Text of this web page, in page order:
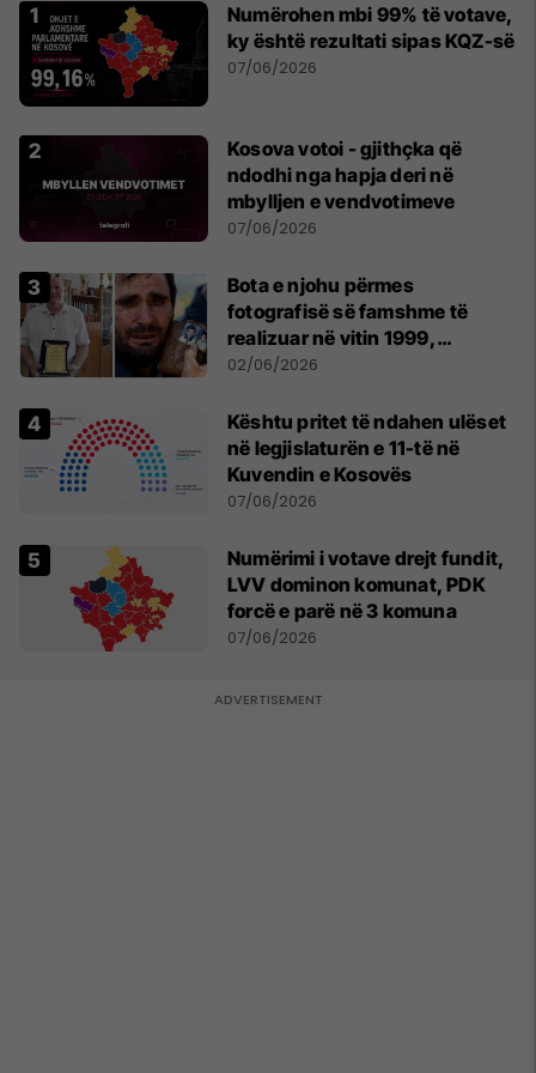
Numërohen mbi 99% të votave,
ky është rezultati sipas KQZ-së
07/06/2026
Kosova votoi - gjithçka që
ndodhi nga hapja deri në
mbylljen e vendvotimeve
07/06/2026
Bota e njohu përmes
fotografisë së famshme të
realizuar në vitin 1999,
pensionohet Xajë Mustafa
02/06/2026
Kështu pritet të ndahen ulëset
në legjislaturën e 11-të në
Kuvendin e Kosovës
07/06/2026
Numërimi i votave drejt fundit,
LVV dominon komunat, PDK
forcë e parë në 3 komuna
07/06/2026